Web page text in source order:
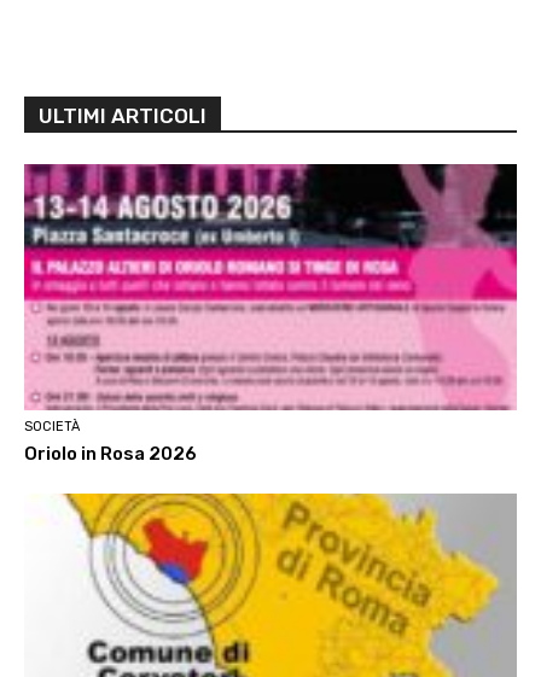
ULTIMI ARTICOLI
SOCIETÀ
Oriolo in Rosa 2026